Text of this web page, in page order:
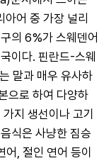
아어 중 가장 널리
의 6%가 스웨덴어
이다. 핀란드-스웨
말과 매우 유사하
으로 하여 다양하
지 생선이나 고기
식은 사냥한 짐승
어, 절인 연어 등이